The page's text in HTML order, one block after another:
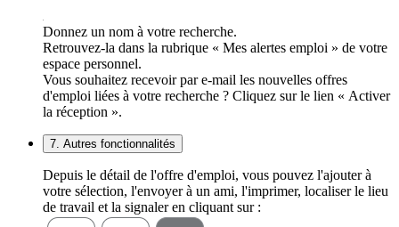
Donnez un nom à votre recherche.
Retrouvez-la dans la rubrique « Mes alertes emploi » de votre
espace personnel.
Vous souhaitez recevoir par e-mail les nouvelles offres
d'emploi liées à votre recherche ? Cliquez sur le lien « Activer
la réception ».
7. Autres fonctionnalités
Depuis le détail de l'offre d'emploi, vous pouvez l'ajouter à
votre sélection, l'envoyer à un ami, l'imprimer, localiser le lieu
de travail et la signaler en cliquant sur :